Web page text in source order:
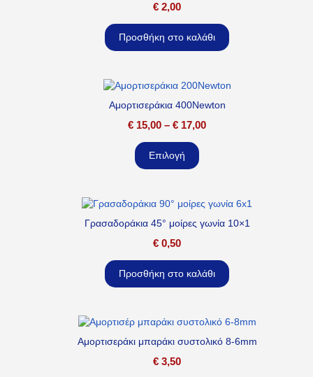
€ 2,00
Προσθήκη στο καλάθι
Αμορτισεράκια 400Newton
€ 15,00 – € 17,00
Επιλογή
Γρασαδοράκια 45° μοίρες γωνία 10×1
€ 0,50
Προσθήκη στο καλάθι
Αμορτισεράκι μπαράκι συστολικό 8-6mm
€ 3,50